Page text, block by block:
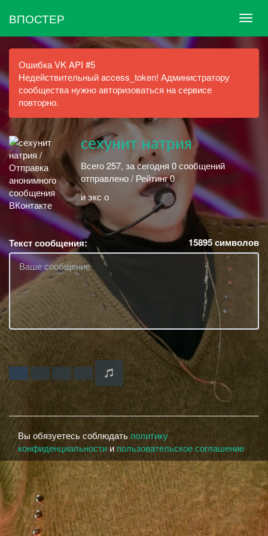
ВПОСТЕР
Ошибка VK API #5
Недействительный access_token! Администратору
сообщества нужно авторизоваться на сервисе
повторно.
сехунит натрия
Всего 257, за сегодня 0 сообщений
отправлено / Рейтинг 0
и экс о
Текст сообщения: 15895символов
Вы обязуетесь соблюдатьполитику
конфиденциальности и пользовательское соглашение